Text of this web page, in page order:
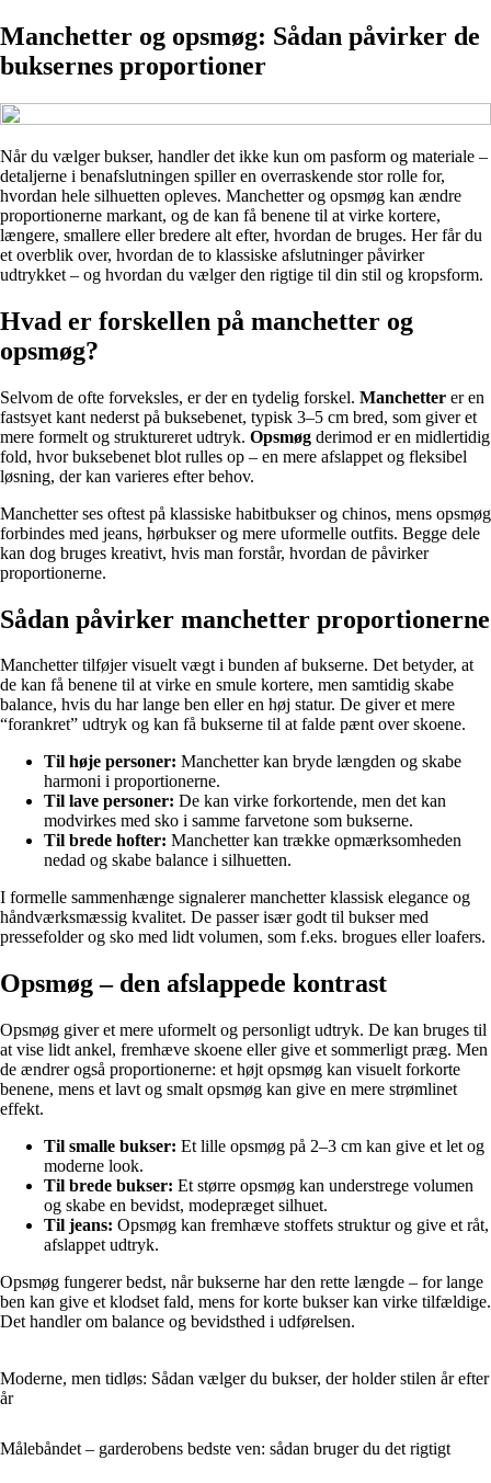
Manchetter og opsmøg: Sådan påvirker de
buksernes proportioner
Når du vælger bukser, handler det ikke kun om pasform og materiale –
detaljerne i benafslutningen spiller en overraskende stor rolle for,
hvordan hele silhuetten opleves. Manchetter og opsmøg kan ændre
proportionerne markant, og de kan få benene til at virke kortere,
længere, smallere eller bredere alt efter, hvordan de bruges. Her får du
et overblik over, hvordan de to klassiske afslutninger påvirker
udtrykket – og hvordan du vælger den rigtige til din stil og kropsform.
Hvad er forskellen på manchetter og
opsmøg?
Selvom de ofte forveksles, er der en tydelig forskel. Manchetter er en
fastsyet kant nederst på buksebenet, typisk 3–5 cm bred, som giver et
mere formelt og struktureret udtryk. Opsmøg derimod er en midlertidig
fold, hvor buksebenet blot rulles op – en mere afslappet og fleksibel
løsning, der kan varieres efter behov.
Manchetter ses oftest på klassiske habitbukser og chinos, mens opsmøg
forbindes med jeans, hørbukser og mere uformelle outfits. Begge dele
kan dog bruges kreativt, hvis man forstår, hvordan de påvirker
proportionerne.
Sådan påvirker manchetter proportionerne
Manchetter tilføjer visuelt vægt i bunden af bukserne. Det betyder, at
de kan få benene til at virke en smule kortere, men samtidig skabe
balance, hvis du har lange ben eller en høj statur. De giver et mere
“forankret” udtryk og kan få bukserne til at falde pænt over skoene.
Til høje personer: Manchetter kan bryde længden og skabe
harmoni i proportionerne.
Til lave personer: De kan virke forkortende, men det kan
modvirkes med sko i samme farvetone som bukserne.
Til brede hofter: Manchetter kan trække opmærksomheden
nedad og skabe balance i silhuetten.
I formelle sammenhænge signalerer manchetter klassisk elegance og
håndværksmæssig kvalitet. De passer især godt til bukser med
pressefolder og sko med lidt volumen, som f.eks. brogues eller loafers.
Opsmøg – den afslappede kontrast
Opsmøg giver et mere uformelt og personligt udtryk. De kan bruges til
at vise lidt ankel, fremhæve skoene eller give et sommerligt præg. Men
de ændrer også proportionerne: et højt opsmøg kan visuelt forkorte
benene, mens et lavt og smalt opsmøg kan give en mere strømlinet
effekt.
Til smalle bukser: Et lille opsmøg på 2–3 cm kan give et let og
moderne look.
Til brede bukser: Et større opsmøg kan understrege volumen
og skabe en bevidst, modepræget silhuet.
Til jeans: Opsmøg kan fremhæve stoffets struktur og give et råt,
afslappet udtryk.
Opsmøg fungerer bedst, når bukserne har den rette længde – for lange
ben kan give et klodset fald, mens for korte bukser kan virke tilfældige.
Det handler om balance og bevidsthed i udførelsen.
Moderne, men tidløs: Sådan vælger du bukser, der holder stilen år efter
år
Målebåndet – garderobens bedste ven: sådan bruger du det rigtigt